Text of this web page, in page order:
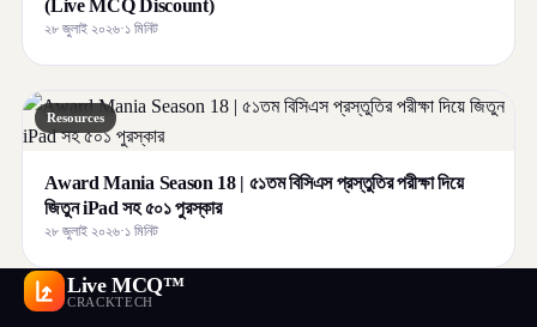
(Live MCQ Discount)
২৮ জুলাই ২০২৬·১ মিনিট
Resources
Award Mania Season 18 | ৫১তম বিসিএস প্রস্তুতির পরীক্ষা দিয়ে
জিতুন iPad সহ ৫০১ পুরস্কার
২৮ জুলাই ২০২৬·১ মিনিট
Live MCQ™
CRACKTECH